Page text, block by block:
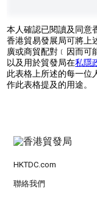
本人確認已閱讀及同意
香港貿易發展局可將上
廣或商貿配對﹝因而可
以及用於貿發局在私隱
此表格上所述的每一位
作此表格提及的用途。
HKTDC.com
聯絡我們